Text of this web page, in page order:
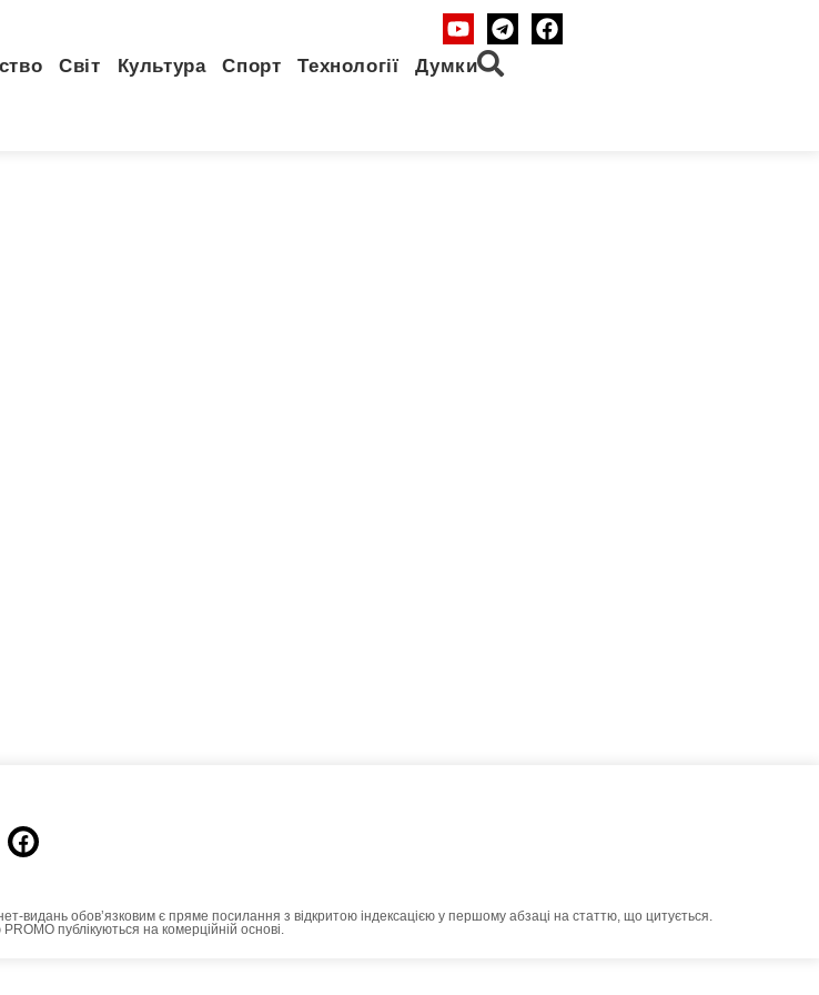
Світ Культура Спорт Технології Думки
видань обовʼязковим є пряме посилання з відкритою індексацією у першому абзаці на статтю, що цитується.
публікуються на комерційній основі.